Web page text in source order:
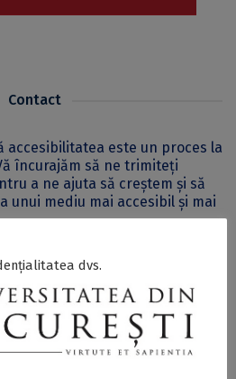
Contact
accesibilitatea este un proces la
încurajăm să ne trimiteți
a ne ajuta să creștem și să
unui mediu mai accesibil și mai
Echitate și Egalitate de
din București
dvs.